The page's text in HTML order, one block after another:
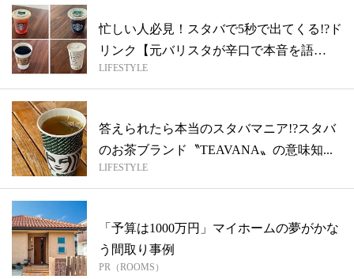
忙しい人必見！スタバで5秒で出てくる!?ド
リンク【元バリスタが辛口で本音を語
る！...
LIFESTYLE
答えられたら本当のスタバマニア!?スタバ
のお茶ブランド〝TEAVANA〟の意味知...
LIFESTYLE
「予算は1000万円」マイホームの夢がかな
う間取り事例
PR（ROOMS）